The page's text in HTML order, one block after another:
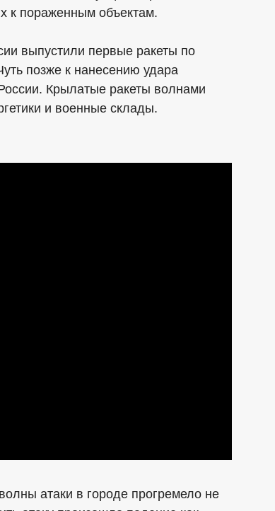
к пораженным объектам.
выпустили первые ракеты по
позже к нанесению удара
Крылатые ракеты волнами
и военные склады.
атаки в городе прогремело не